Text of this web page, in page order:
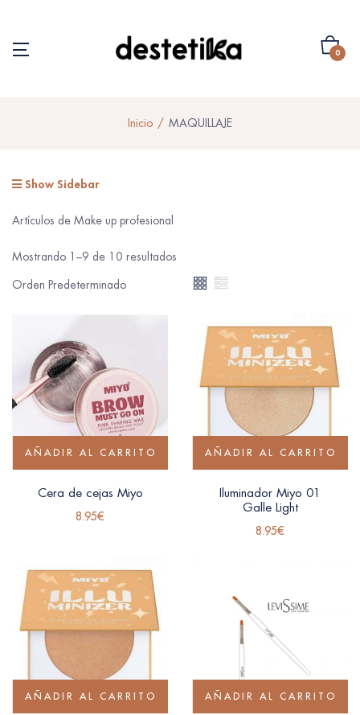
0
Inicio MAQUILLAJE
Show Sidebar
Artículos de Make up profesional
Mostrando 1–9 de 10 resultados
AÑADIR AL CARRITO
Cera de cejas Miyo
8.95€
AÑADIR AL CARRITO
Iluminador Miyo 01
Galle Light
8.95€
AÑADIR AL CARRITO AÑADIR AL CARRITO